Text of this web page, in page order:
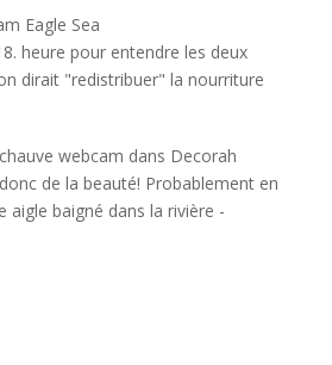
Eagle Sea
heure pour entendre les deux
dirait "redistribuer" la nourriture
webcam dans Decorah
de la beauté! Probablement en
aigle baigné dans la rivière -